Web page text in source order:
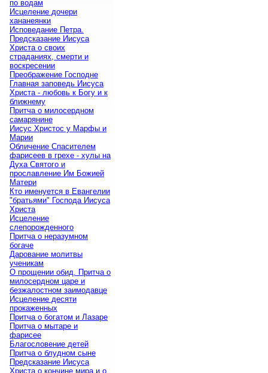
по водам
Исцеление дочери
хананеянки
Исповедание Петра.
Предсказание Иисуса
Христа о своих
страданиях, смерти и
воскресении
Преображение Господне
Главная заповедь Иисуса
Христа - любовь к Богу и к
ближнему
Притча о милосердном
самарянине
Иисус Христос у Марфы и
Марии
Обличение Спасителем
фарисеев в грехе - хулы на
Духа Святого и
прославление Им Божией
Матери
Кто именуется в Евангелии
"братьями" Господа Иисуса
Христа
Исцеление
слепорожденного
Притча о неразумном
богаче
Дарование молитвы
ученикам
О прощении обид. Притча о
милосердном царе и
безжалостном заимодавце
Исцеление десяти
прокаженных
Притча о богатом и Лазаре
Притча о мытаре и
фарисее
Благословение детей
Притча о блудном сыне
Предсказание Иисуса
Христа о кончине мира и о